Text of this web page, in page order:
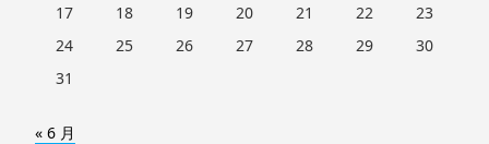
17
18 19 20 21 22
23
24
25 26 27 28 29
30
31
« 6 月